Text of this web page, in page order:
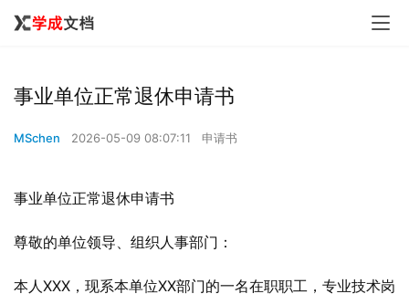
事业单位正常退休申请书
MSchen 2026-05-09 08:07:11 申请书
事业单位正常退休申请书
尊敬的单位领导、组织人事部门：
本人XXX，现系本单位XX部门的一名在职职工，专业技术岗